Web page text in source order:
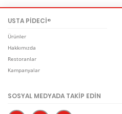
USTA PİDECİ®
Ürünler
Hakkımızda
Restoranlar
Kampanyalar
SOSYAL MEDYADA TAKİP EDİN